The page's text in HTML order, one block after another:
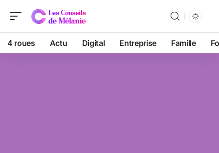
4 roues Actu Digital Entreprise Famille